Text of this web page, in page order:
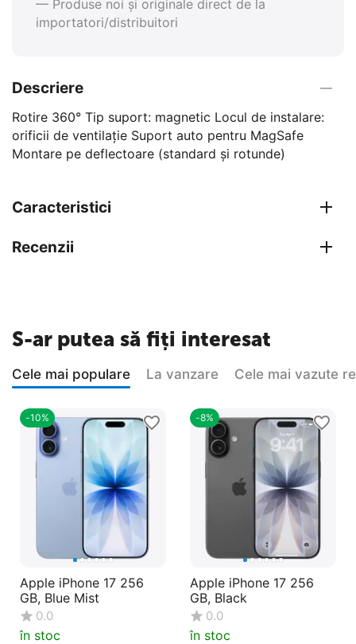
— Produse noi și originale direct de la
importatori/distribuitori
Descriere
Rotire 360° Tip suport: magnetic Locul de instalare:
orificii de ventilație Suport auto pentru MagSafe
Montare pe deflectoare (standard și rotunde)
Caracteristici
Recenzii
S-ar putea să fiți interesat
Cele mai populare La vanzare Cele mai vazute
-10%
Apple iPhone 17 256
GB, Blue Mist
0.0
în stoc
-8%
Apple iPhone 17 256
GB, Black
0.0
în stoc